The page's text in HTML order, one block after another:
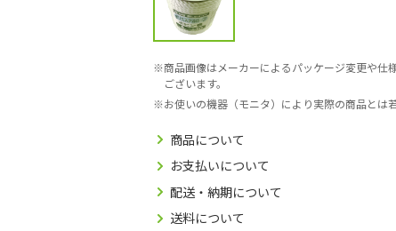
商品画像はメーカーによるパッケージ変更や仕
ございます。
お使いの機器（モニタ）により実際の商品とは
商品について
お支払いについて
配送・納期について
送料について